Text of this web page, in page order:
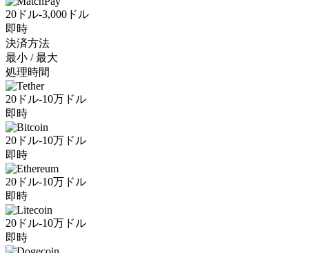
20ドル-3,000ドル
即時
決済方法
最小 / 最大
処理時間
20ドル-10万ドル
即時
20ドル-10万ドル
即時
20ドル-10万ドル
即時
20ドル-10万ドル
即時